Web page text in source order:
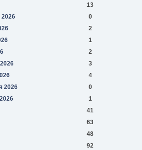
13
2026
0
2
1
2
3
4
2026
0
1
41
63
48
92